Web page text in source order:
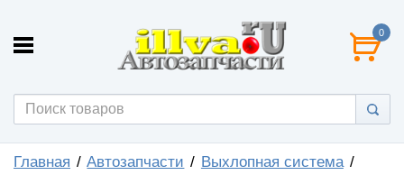
0
Главная Автозапчасти
Выхлопная система